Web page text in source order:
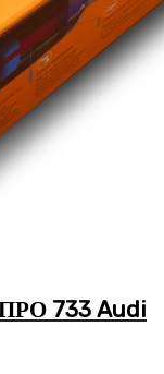
ПРО 733 Audi